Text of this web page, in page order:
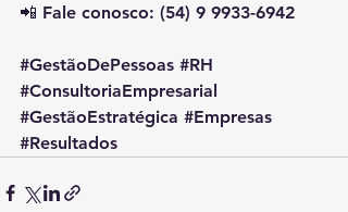
📲 Fale conosco: (54) 9 9933-6942
#GestãoDePessoas #RH
#ConsultoriaEmpresarial
#GestãoEstratégica #Empresas
#Resultados